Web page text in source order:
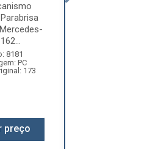
8181
PC
173
preço